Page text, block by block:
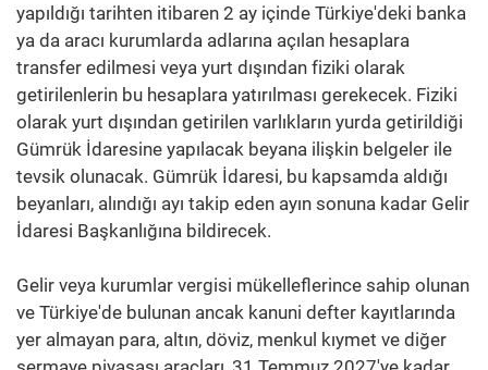
yapıldığı tarihten itibaren 2 ay içinde Türkiye'deki banka
ya da aracı kurumlarda adlarına açılan hesaplara
transfer edilmesi veya yurt dışından fiziki olarak
getirilenlerin bu hesaplara yatırılması gerekecek. Fiziki
olarak yurt dışından getirilen varlıkların yurda getirildiği
Gümrük İdaresine yapılacak beyana ilişkin belgeler ile
tevsik olunacak. Gümrük İdaresi, bu kapsamda aldığı
beyanları, alındığı ayı takip eden ayın sonuna kadar Gelir
İdaresi Başkanlığına bildirecek.
Gelir veya kurumlar vergisi mükelleflerince sahip olunan
ve Türkiye'de bulunan ancak kanuni defter kayıtlarında
yer almayan para, altın, döviz, menkul kıymet ve diğer